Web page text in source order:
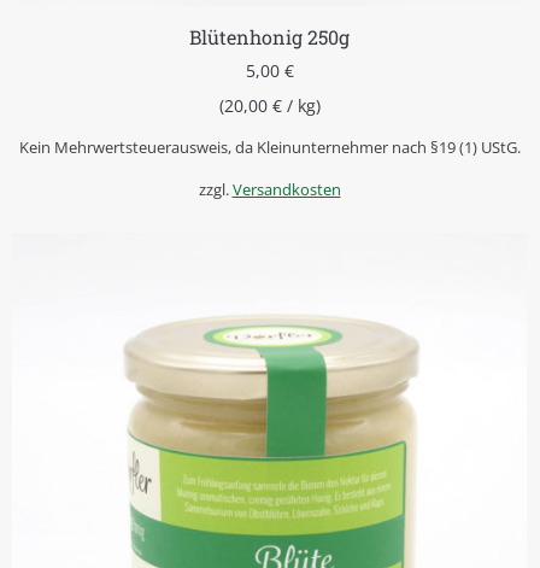
Blütenhonig 250g
5,00 €
(20,00 €/ kg)
Kein Mehrwertsteuerausweis, da Kleinunternehmer nach §19 (1) UStG.
zzgl.Versandkosten